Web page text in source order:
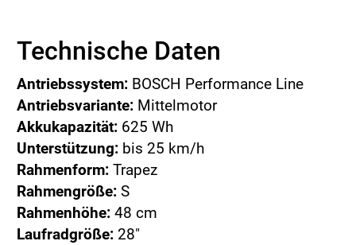
Technische Daten
Antriebssystem: BOSCH Performance Line
Antriebsvariante: Mittelmotor
Akkukapazität: 625 Wh
Unterstützung: bis 25 km/h
Rahmenform: Trapez
Rahmengröße: S
Rahmenhöhe: 48 cm
Laufradgröße: 28"